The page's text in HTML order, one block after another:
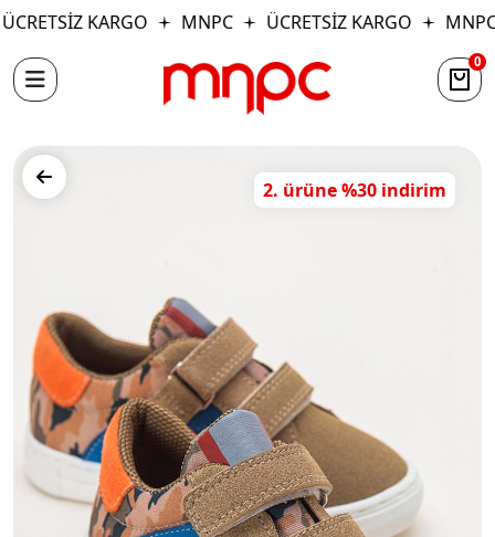
KARGO MNPC ÜCRETSİZ KARGO MNPC
0
2. ürüne %30 indirim